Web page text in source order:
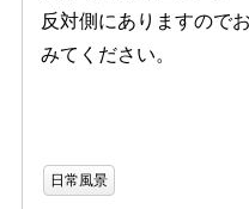
反対側にありますので
みてください。
日常風景